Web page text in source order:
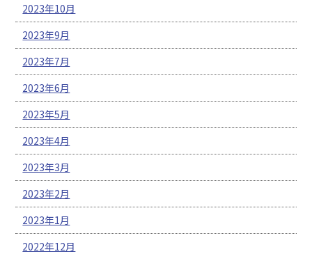
2023年10月
2023年9月
2023年7月
2023年6月
2023年5月
2023年4月
2023年3月
2023年2月
2023年1月
2022年12月